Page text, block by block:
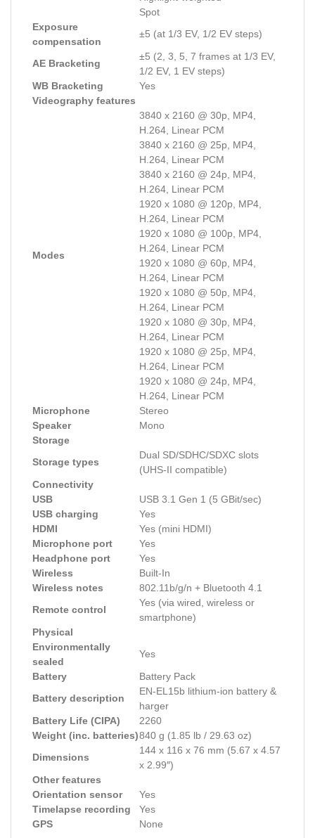
Spot
Exposure
compensation
±5 (at 1/3 EV, 1/2 EV steps)
AE Bracketing
±5 (2, 3, 5, 7 frames at 1/3 EV,
1/2 EV, 1 EV steps)
WB Bracketing
Yes
Videography features
Modes
3840 x 2160 @ 30p, MP4,
H.264, Linear PCM
3840 x 2160 @ 25p, MP4,
H.264, Linear PCM
3840 x 2160 @ 24p, MP4,
H.264, Linear PCM
1920 x 1080 @ 120p, MP4,
H.264, Linear PCM
1920 x 1080 @ 100p, MP4,
H.264, Linear PCM
1920 x 1080 @ 60p, MP4,
H.264, Linear PCM
1920 x 1080 @ 50p, MP4,
H.264, Linear PCM
1920 x 1080 @ 30p, MP4,
H.264, Linear PCM
1920 x 1080 @ 25p, MP4,
H.264, Linear PCM
1920 x 1080 @ 24p, MP4,
H.264, Linear PCM
Microphone
Stereo
Speaker
Mono
Storage
Storage types
Dual SD/SDHC/SDXC slots
(UHS-II compatible)
Connectivity
USB
USB 3.1 Gen 1 (5 GBit/sec)
USB charging
Yes
HDMI
Yes (mini HDMI)
Microphone port
Yes
Headphone port
Yes
Wireless
Built-In
Wireless notes
802.11b/g/n + Bluetooth 4.1
Remote control
Yes (via wired, wireless or
smartphone)
Physical
Environmentally
sealed
Yes
Battery
Battery Pack
Battery description
EN-EL15b lithium-ion battery &
harger
Battery Life (CIPA)
2260
Weight (inc. batteries)840 g (1.85 lb / 29.63 oz)
Dimensions
144 x 116 x 76 mm (5.67 x 4.57
x 2.99″)
Other features
Orientation sensor
Yes
Timelapse recording
Yes
GPS
None